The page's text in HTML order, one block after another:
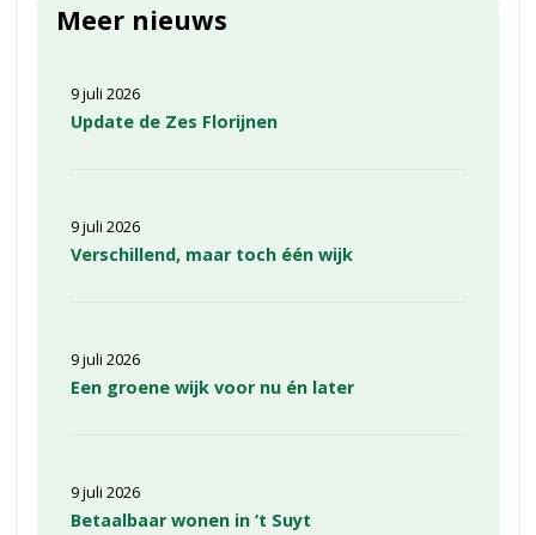
Meer nieuws
Update de Zes Florijnen
9 juli 2026
Verschillend, maar toch één wijk
9 juli 2026
Een groene wijk voor nu én later
9 juli 2026
Betaalbaar wonen in ‘t Suyt
9 juli 2026